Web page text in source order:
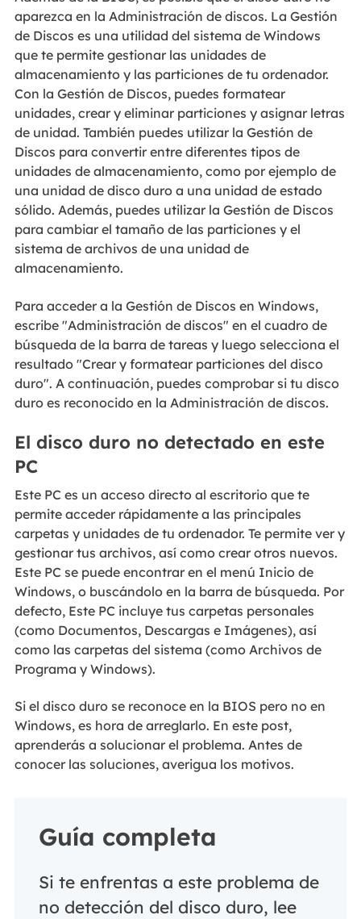
aparezca en la Administración de discos. La Gestión
de Discos es una utilidad del sistema de Windows
que te permite gestionar las unidades de
almacenamiento y las particiones de tu ordenador.
Con la Gestión de Discos, puedes formatear
unidades, crear y eliminar particiones y asignar letras
de unidad. También puedes utilizar la Gestión de
Discos para convertir entre diferentes tipos de
unidades de almacenamiento, como por ejemplo de
una unidad de disco duro a una unidad de estado
sólido. Además, puedes utilizar la Gestión de Discos
para cambiar el tamaño de las particiones y el
sistema de archivos de una unidad de
almacenamiento.
Para acceder a la Gestión de Discos en Windows,
escribe "Administración de discos" en el cuadro de
búsqueda de la barra de tareas y luego selecciona el
resultado "Crear y formatear particiones del disco
duro". A continuación, puedes comprobar si tu disco
duro es reconocido en la Administración de discos.
El disco duro no detectado en este
PC
Este PC es un acceso directo al escritorio que te
permite acceder rápidamente a las principales
carpetas y unidades de tu ordenador. Te permite ver y
gestionar tus archivos, así como crear otros nuevos.
Este PC se puede encontrar en el menú Inicio de
Windows, o buscándolo en la barra de búsqueda. Por
defecto, Este PC incluye tus carpetas personales
(como Documentos, Descargas e Imágenes), así
como las carpetas del sistema (como Archivos de
Programa y Windows).
Si el disco duro se reconoce en la BIOS pero no en
Windows, es hora de arreglarlo. En este post,
aprenderás a solucionar el problema. Antes de
conocer las soluciones, averigua los motivos.
Guía completa
Si te enfrentas a este problema de
no detección del disco duro, lee